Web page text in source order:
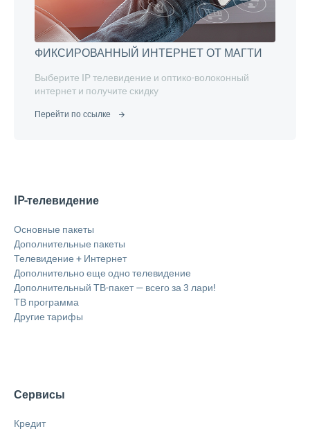
ФИКСИРОВАННЫЙ ИНТЕРНЕТ ОТ МАГТИ
Выберите IP телевидение и оптико-волоконный
интернет и получите скидку
Перейти по ссылке
IP-телевидение
Основные пакеты
Дополнительные пакеты
Телевидение + Интернет
Дополнительно еще одно телевидение
Дополнительный ТВ-пакет — всего за 3 лари!
ТВ программа
Другие тарифы
Сервисы
Кредит